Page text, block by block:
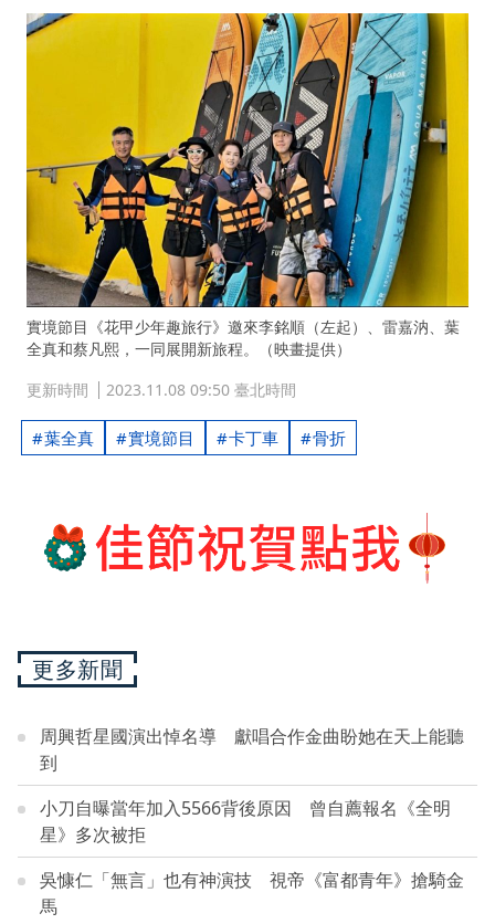
實境節目《花甲少年趣旅行》邀來李銘順（左起）、雷嘉汭、葉
全真和蔡凡熙，一同展開新旅程。（映畫提供）
更新時間
2023.11.08 09:50 臺北時間
葉全真 實境節目 卡丁車 骨折
更多新聞
周興哲星國演出悼名導 獻唱合作金曲盼她在天上能聽
到
小刀自曝當年加入5566背後原因 曾自薦報名《全明
星》多次被拒
吳慷仁「無言」也有神演技 視帝《富都青年》搶騎金
馬